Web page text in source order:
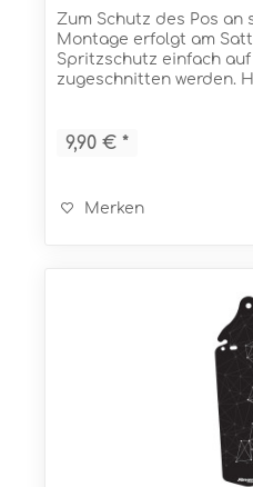
Zum Schutz des Pos an
Montage erfolgt am
Spritzschutz einfach
zugeschnitten werden.
9,90 € *
Merken